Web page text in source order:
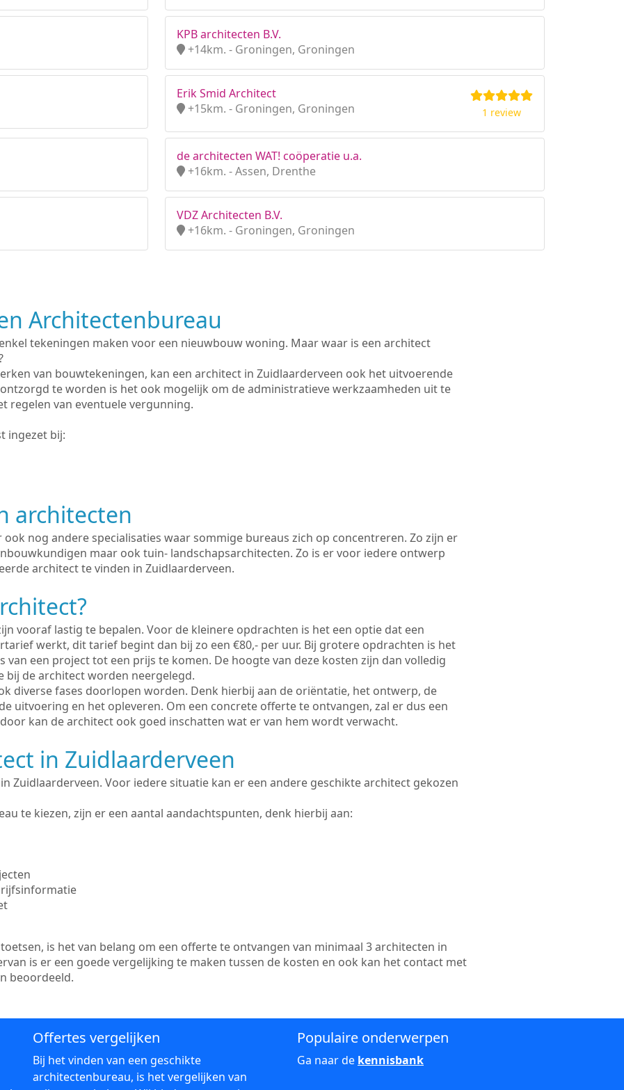
KPB architecten B.V.
+14km. - Groningen, Groningen
Erik Smid Architect
+15km. - Groningen, Groningen
1 review
de architecten WAT! coöperatie u.a.
+16km. - Assen, Drenthe
VDZ Architecten B.V.
+16km. - Groningen, Groningen
Architectenbureau
tekeningen maken voor een nieuwbouw woning. Maar waar is een architect
van bouwtekeningen, kan een architect in Zuidlaarderveen ook het uitvoerende
te worden is het ook mogelijk om de administratieve werkzaamheden uit te
regelen van eventuele vergunning.
ingezet bij:
architecten
nog andere specialisaties waar sommige bureaus zich op concentreren. Zo zijn er
maar ook tuin- landschapsarchitecten. Zo is er voor iedere ontwerp
architect te vinden in Zuidlaarderveen.
vooraf lastig te bepalen. Voor de kleinere opdrachten is het een optie dat een
werkt, dit tarief begint dan bij zo een €80,- per uur. Bij grotere opdrachten is het
van een project tot een prijs te komen. De hoogte van deze kosten zijn dan volledig
bij de architect worden neergelegd.
diverse fases doorlopen worden. Denk hierbij aan de oriëntatie, het ontwerp, de
uitvoering en het opleveren. Om een concrete offerte te ontvangen, zal er dus een
kan de architect ook goed inschatten wat er van hem wordt verwacht.
in Zuidlaarderveen
Zuidlaarderveen. Voor iedere situatie kan er een andere geschikte architect gekozen
te kiezen, zijn er een aantal aandachtspunten, denk hierbij aan:
is het van belang om een offerte te ontvangen van minimaal 3 architecten in
is er een goede vergelijking te maken tussen de kosten en ook kan het contact met
beoordeeld.
Offertes vergelijken
Bij het vinden van een geschikte
architectenbureau, is het vergelijken van
Populaire onderwerpen
Ga naar de kennisbank